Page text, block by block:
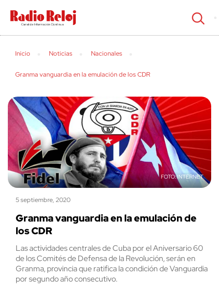
cerrar
Inicio Noticias Nacionales
Granma vanguardia en la emulación de los CDR
INTERNET
5 septiembre, 2020
Granma vanguardia en la emulación de
los CDR
Las actividades centrales de Cuba por el Aniversario 60
de los Comités de Defensa de la Revolución, serán en
Granma, provincia que ratifica la condición de Vanguardia
por segundo año consecutivo.